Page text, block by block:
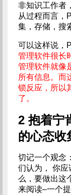
非知识工作者
从过程而言，
集，存储，搜
可以这样说，
管理软件很长
管理软件就像
所有信息。而
锁反应，所以
了。
2 抱着宁
的心态收
切记一个观念
们认为， 你
么，要做出这
来阅读–一个